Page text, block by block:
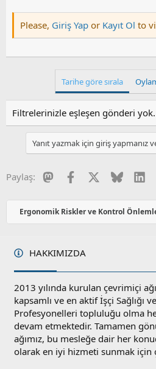
Please, Giriş Yap or Kayıt Ol to
Tarihe göre sırala
Filtrelerinizle eşleşen gönderi yok.
Yanıt yazmak için giriş yapmanız
Paylaş: MastodonFacebook Bluesky
Ergonomik Riskler ve Kontrol
HAKKIMIZDA
2013 yılında kurulan çevrimiçi
kapsamlı ve en aktif İşçi Sağlığı
Profesyonelleri topluluğu olma
devam etmektedir. Tamamen
ağımız, bu mesleğe dair her
olarak en iyi hizmeti sunmak için